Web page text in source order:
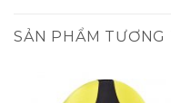
SẢN PHẨM TƯƠNG